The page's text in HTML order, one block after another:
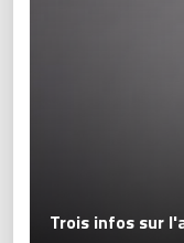
Trois infos sur